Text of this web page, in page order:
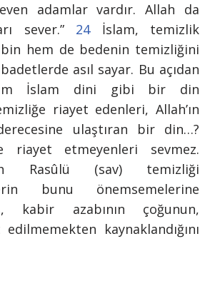
adamlar vardır. Allah da
sever.”
24İslam, temizlik
hem de bedenin temizliğini
asıl sayar. Bu açıdan
kim İslam dini gibi bir din
riayet edenleri, Allah’ın
ulaştıran bir din…?
riayet etmeyenleri sevmez.
Rasûlü (sav) temizliği
bunu önemsemelerine
kabir azabının çoğunun,
kaynaklandığını